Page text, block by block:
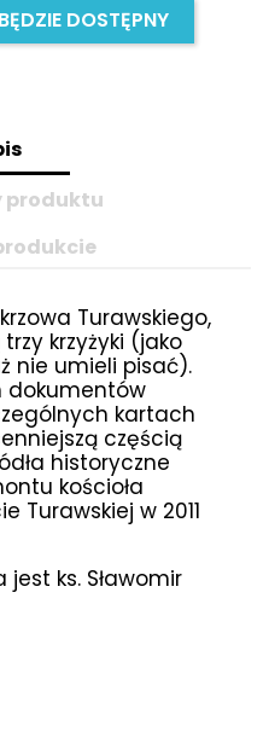
DOSTĘPNY
produktu
Turawskiego,
krzyżyki (jako
nie umieli pisać).
dokumentów
kartach
częścią
historyczne
kościoła
Turawskiej w 2011
ks. Sławomir